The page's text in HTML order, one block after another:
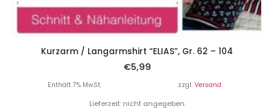
Kurzarm / Langarmshirt “ELIAS”, Gr. 62 – 104
€5,99
Enthält 7% MwSt. zzgl. Versand
Lieferzeit: nicht angegeben